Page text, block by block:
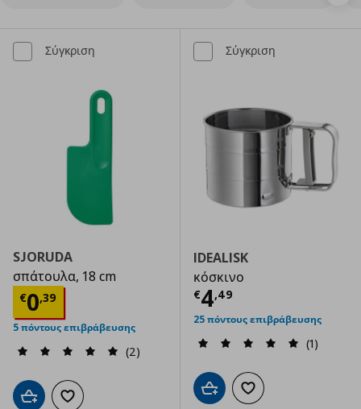
Σύγκριση
SJORUDA
σπάτουλα, 18 cm
€0,39
Τρέχουσα τιμή € 0,39
5 πόντους επιβράβευσης
(2)
Προσθήκη στο καλάθι
Προσθήκη στα αγαπημένα
Σύγκριση
IDEALISK
κόσκινο
€4,49
Τρέχουσα
25 πόντους επιβράβευσης
(1)
Προσθήκη στο καλάθι
Προσθήκη στα